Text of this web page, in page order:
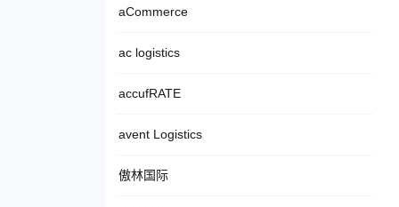
aCommerce
ac logistics
accufRATE
avent Logistics
傲林国际